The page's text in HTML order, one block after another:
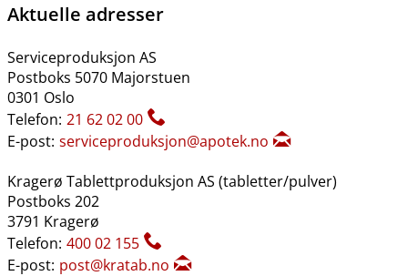
Aktuelle adresser
Serviceproduksjon AS
Postboks 5070 Majorstuen
0301 Oslo
Telefon: 21 62 02 00
E-post: serviceproduksjon@apotek.no
Kragerø Tablettproduksjon AS (tabletter​/​pulver)
Postboks 202
3791 Kragerø
Telefon: 400 02 155
E-post: post@kratab.no